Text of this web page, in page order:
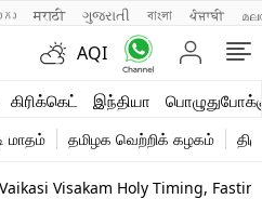
मराठी ગુજરાતી বাংলা ਪੰਜਾਬੀ
AQI
கிரிக்கெட் இந்தியா
மாதம் தமிழக வெற்றிக் கழகம்
Visakam Holy Timing,